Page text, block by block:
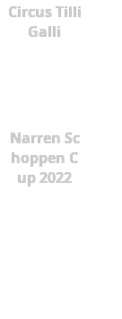
Circus Tilli
Galli
Narren Sc
hoppen C
up 2022